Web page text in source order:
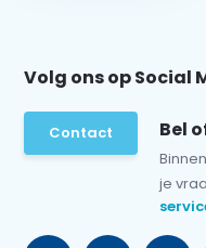
Volg ons op Social
Contact Bel
je